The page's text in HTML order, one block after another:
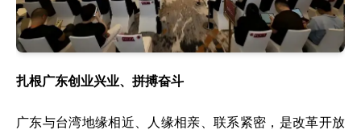
扎根广东创业兴业、拼搏奋斗
广东与台湾地缘相近、人缘相亲、联系紧密，是改革开放